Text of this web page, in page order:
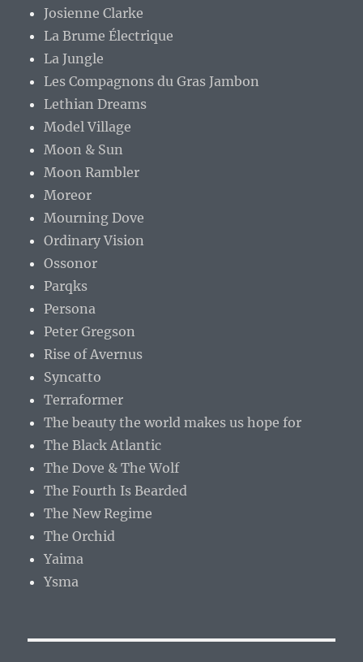
Josienne Clarke
La Brume Électrique
La Jungle
Les Compagnons du Gras Jambon
Lethian Dreams
Model Village
Moon & Sun
Moon Rambler
Moreor
Mourning Dove
Ordinary Vision
Ossonor
Parqks
Persona
Peter Gregson
Rise of Avernus
Syncatto
Terraformer
The beauty the world makes us hope for
The Black Atlantic
The Dove & The Wolf
The Fourth Is Bearded
The New Regime
The Orchid
Yaima
Ysma